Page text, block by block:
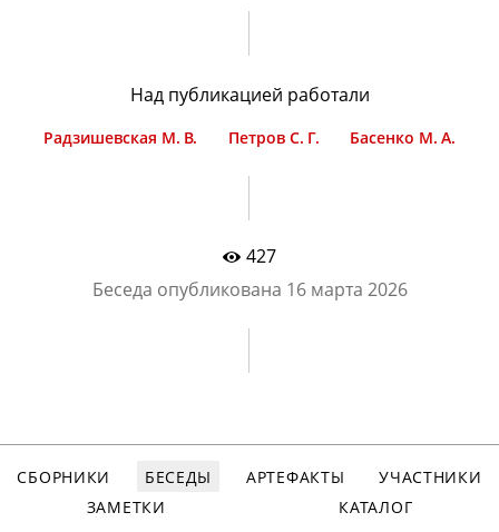
Над публикацией работали
Радзишевская М. В. Петров С. Г. Басенко М. А.
427
Беседа опубликована 16 марта 2026
СБОРНИКИ БЕСЕДЫ АРТЕФАКТЫ
УЧАСТНИКИ
ЗАМЕТКИ
КАТАЛОГ